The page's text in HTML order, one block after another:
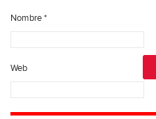
Nombre*
Web